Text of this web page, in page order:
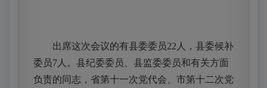
出席这次会议的有县委委员22人，县委候补
委员7人。县纪委委员、县监委委员和有关方面
负责的同志，省第十一次党代会、市第十二次党